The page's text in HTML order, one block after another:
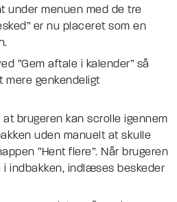
under menuen med de tre
er nu placeret som en
”Gem aftale i kalender” så
mere genkendeligt
at brugeren kan scrolle igennem
uden manuelt at skulle
”Hent flere”. Når brugeren
i indbakken, indlæses beskeder